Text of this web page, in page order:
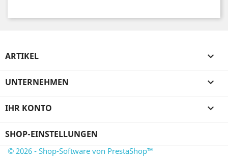
ARTIKEL 
UNTERNEHMEN 
IHR KONTO 
SHOP-EINSTELLUNGEN
© 2026 - Shop-Software von PrestaShop™